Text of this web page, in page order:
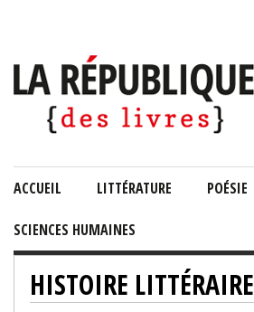
ACCUEIL LITTÉRATURE POÉSIE
SCIENCES HUMAINES
HISTOIRE LITTÉRAIRE